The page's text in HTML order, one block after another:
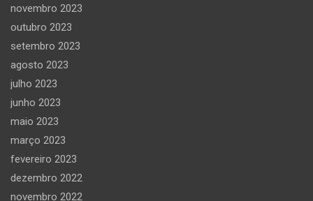
novembro 2023
outubro 2023
setembro 2023
agosto 2023
julho 2023
junho 2023
maio 2023
março 2023
fevereiro 2023
dezembro 2022
novembro 2022